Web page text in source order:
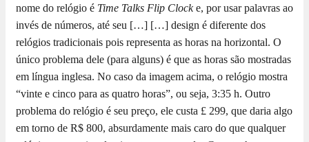
nome do relógio é Time Talks Flip Clocke, por usar palavras ao
invés de números, até seu […] […] design é diferente dos
relógios tradicionais pois representa as horas na horizontal. O
único problema dele (para alguns) é que as horas são mostradas
em língua inglesa. No caso da imagem acima, o relógio mostra
“vinte e cinco para as quatro horas”, ou seja, 3:35 h. Outro
problema do relógio é seu preço, ele custa £ 299, que daria algo
em torno de R$ 800, absurdamente mais caro do que qualquer